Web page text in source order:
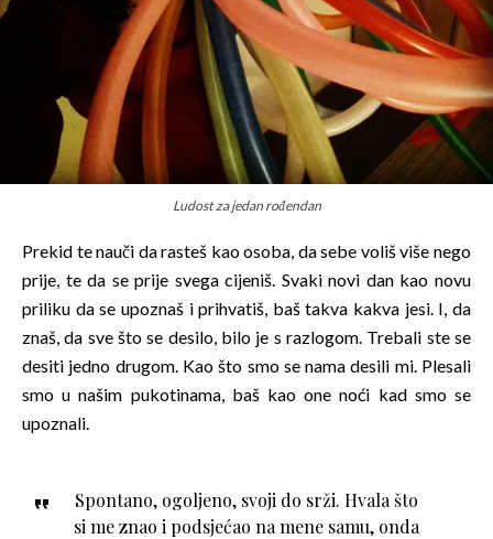
Ludost za jedan rođendan
Prekid te nauči da rasteš kao osoba, da sebe voliš više nego
prije, te da se prije svega cijeniš. Svaki novi dan kao novu
priliku da se upoznaš i prihvatiš, baš takva kakva jesi. I, da
znaš, da sve što se desilo, bilo je s razlogom. Trebali ste se
desiti jedno drugom. Kao što smo se nama desili mi. Plesali
smo u našim pukotinama, baš kao one noći kad smo se
upoznali.
Spontano, ogoljeno, svoji do srži. Hvala što
si me znao i podsjećao na mene samu, onda